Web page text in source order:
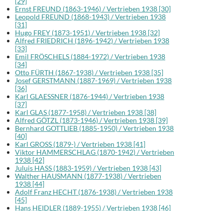
Ernst FREUND (1863-1946) / Vertrieben 1938 [30]
Leopold FREUND (1868-1943) / Vertrieben 1938
[31]
Hugo FREY (1873-1951) / Vertrieben 1938 [32]
Alfred FRIEDRICH (1896-1942) / Vertrieben 1938
[33]
Emil FRÖSCHELS (1884-1972) / Vertrieben 1938
[34]
Otto FÜRTH (1867-1938) / Vertrieben 1938 [35]
Josef GERSTMANN (1887-1969) / Vertrieben 1938
[36]
Karl GLAESSNER (1876-1944) / Vertrieben 1938
[37]
Karl GLAS (1877-1958) / Vertrieben 1938 [38]
Alfred GÖTZL (1873-1946) / Vertrieben 1938 [39]
Bernhard GOTTLIEB (1885-1950) / Vertrieben 1938
[40]
Karl GROSS (1879-) / Vertrieben 1938 [41]
Viktor HAMMERSCHLAG (1870-1942) / Vertrieben
1938 [42]
Juluis HASS (1883-1959) / Vertrieben 1938 [43]
Walther HAUSMANN (1877-1938) / Vertrieben
1938 [44]
Adolf Franz HECHT (1876-1938) / Vertrieben 1938
[45]
Hans HEIDLER (1889-1955) / Vertrieben 1938 [46]